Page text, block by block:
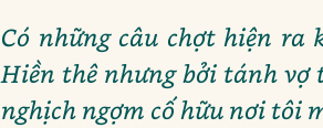
Có những câu chợt hiện ra
Hiền thê nhưng bởi tánh vợ
nghịch ngợm cố hữu nơi tôi